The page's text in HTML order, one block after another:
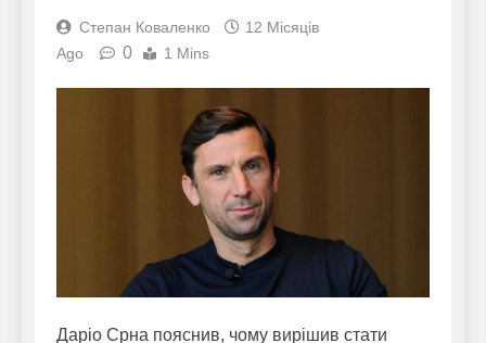
Степан Коваленко
12 Місяців
Ago
0 1 Mins
Даріо Срна пояснив, чому вирішив стати